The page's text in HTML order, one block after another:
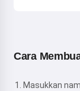
Cara
Masukkan